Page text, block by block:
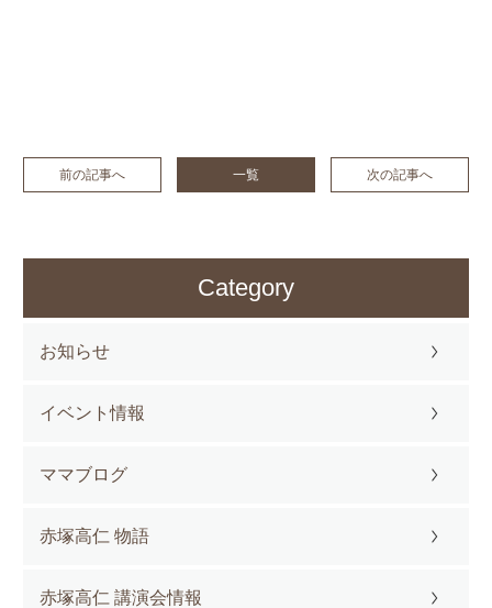
前の記事へ 一覧 次の記事へ
Category
お知らせ
イベント情報
ママブログ
赤塚高仁 物語
赤塚高仁 講演会情報